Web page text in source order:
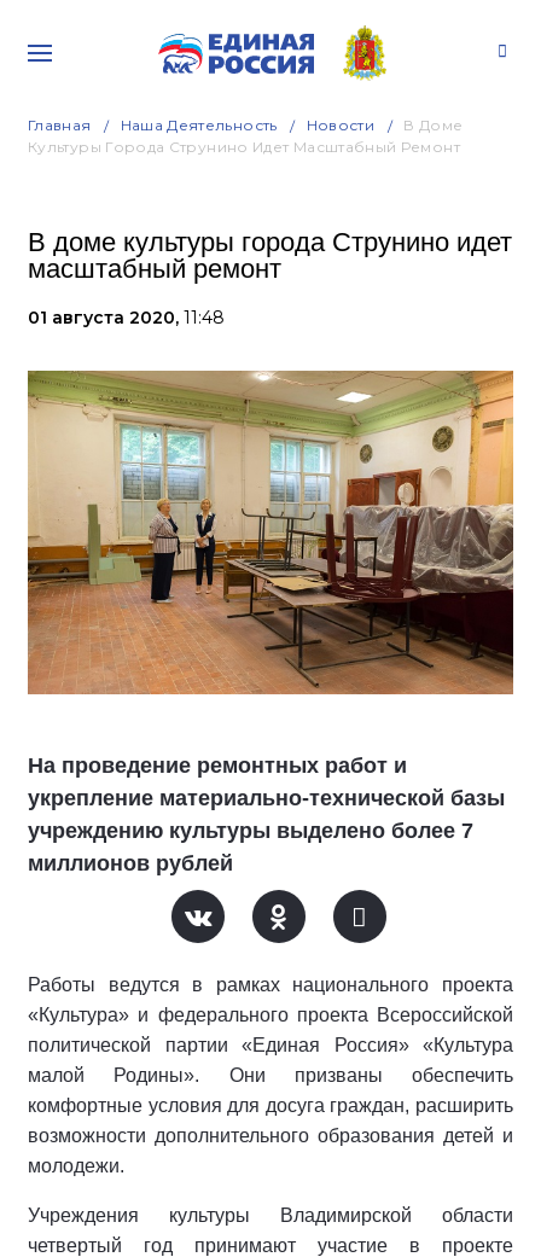
Главная Наша Деятельность Новости
В Доме
Культуры Города Струнино Идет Масштабный Ремонт
В доме культуры города Струнино идет
масштабный ремонт
01 августа 2020, 11:48
На проведение ремонтных работ и
укрепление материально-технической базы
учреждению культуры выделено более 7
миллионов рублей
Работы ведутся в рамках национального проекта
«Культура» и федерального проекта Всероссийской
политической партии «Единая Россия» «Культура
малой Родины». Они призваны обеспечить
комфортные условия для досуга граждан, расширить
возможности дополнительного образования детей и
молодежи.
Учреждения культуры Владимирской области
четвертый год принимают участие в проекте